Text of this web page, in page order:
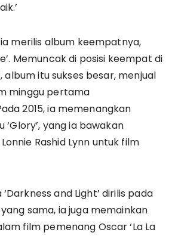
ia merilis album keempatnya,
Memuncak di posisi keempat di
album itu sukses besar, menjual
minggu pertama
2015, ia memenangkan
‘Glory’, yang ia bawakan
Rashid Lynn untuk film
and Light’ dirilis pada
sama, ia juga memainkan
film pemenang Oscar ‘La La